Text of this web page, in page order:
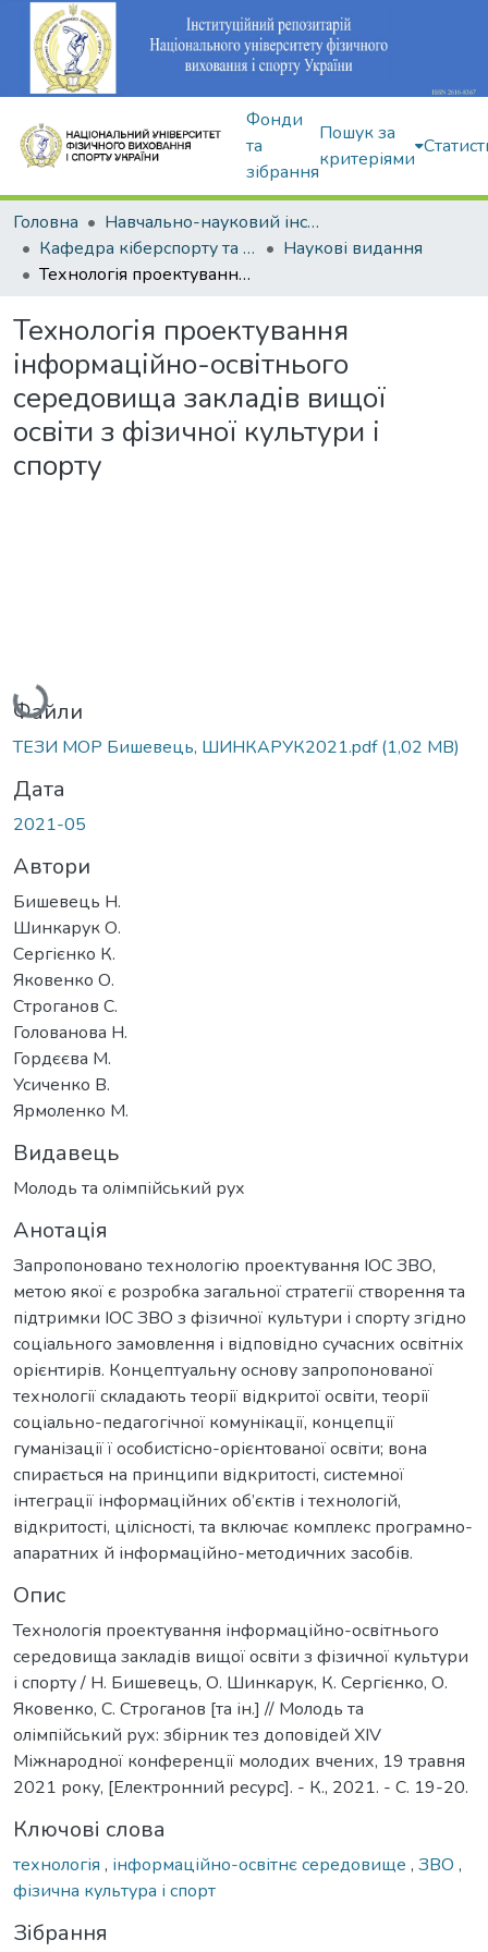
Фонди
та
зібрання
Пошук за
критеріями
Головна
Навчально-науковий інститут здоров'я, реабілітації та фізичного виховання
Кафедра кіберспорту та інформаційних технологій
Наукові видання
Технологія проектування інформаційно-освітнього середовища закладів вищої освіти з фізичної культури і спорту
Технологія проектування
інформаційно-освітнього
середовища закладів вищої
освіти з фізичної культури і
спорту
Вантажиться...
Файли
ТЕЗИ МОР Бишевець, ШИНКАРУК2021.pdf(1,02 MB)
Дата
2021-05
Автори
Бишевець Н.
Шинкарук О.
Сергієнко К.
Яковенко О.
Строганов С.
Голованова Н.
Гордєєва М.
Усиченко В.
Ярмоленко М.
Видавець
Молодь та олімпійський рух
Анотація
Запропоновано технологію проектування ІОС ЗВО,
метою якої є розробка загальної стратегії створення та
підтримки ІОС ЗВО з фізичної культури і спорту згідно
соціального замовлення і відповідно сучасних освітніх
орієнтирів. Концептуальну основу запропонованої
технології складають теорії відкритої освіти, теорії
соціально-педагогічної комунікації, концепції
гуманізації ї особистісно-орієнтованої освіти; вона
спирається на принципи відкритості, системної
інтеграції інформаційних об’єктів і технологій,
відкритості, цілісності, та включає комплекс програмно-
апаратних й інформаційно-методичних засобів.
Опис
Технологія проектування інформаційно-освітнього
середовища закладів вищої освіти з фізичної культури
і спорту / Н. Бишевець, О. Шинкарук, К. Сергієнко, О.
Яковенко, С. Строганов [та ін.] // Молодь та
олімпійський рух: збірник тез доповідей XIV
Міжнародної конференції молодих вчених, 19 травня
2021 року, [Електронний ресурс]. - К., 2021. - С. 19-20.
Ключові слова
технологія , інформаційно-освітнє середовище , ЗВО ,
фізична культура і спорт
Зібрання